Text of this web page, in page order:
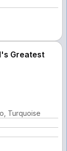
Greatest
Turquoise